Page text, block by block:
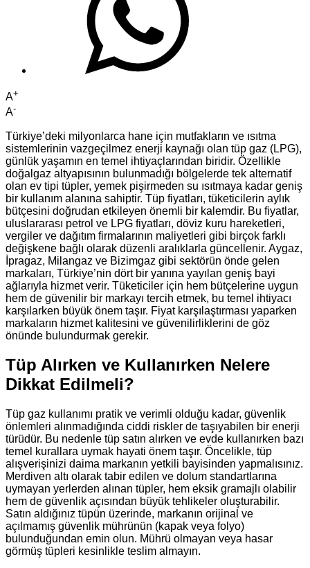
A+
A-
Türkiye’deki milyonlarca hane için mutfakların ve ısıtma
sistemlerinin vazgeçilmez enerji kaynağı olan tüp gaz (LPG),
günlük yaşamın en temel ihtiyaçlarından biridir. Özellikle
doğalgaz altyapısının bulunmadığı bölgelerde tek alternatif
olan ev tipi tüpler, yemek pişirmeden su ısıtmaya kadar geniş
bir kullanım alanına sahiptir. Tüp fiyatları, tüketicilerin aylık
bütçesini doğrudan etkileyen önemli bir kalemdir. Bu fiyatlar,
uluslararası petrol ve LPG fiyatları, döviz kuru hareketleri,
vergiler ve dağıtım firmalarının maliyetleri gibi birçok farklı
değişkene bağlı olarak düzenli aralıklarla güncellenir. Aygaz,
İpragaz, Milangaz ve Bizimgaz gibi sektörün önde gelen
markaları, Türkiye’nin dört bir yanına yayılan geniş bayi
ağlarıyla hizmet verir. Tüketiciler için hem bütçelerine uygun
hem de güvenilir bir markayı tercih etmek, bu temel ihtiyacı
karşılarken büyük önem taşır. Fiyat karşılaştırması yaparken
markaların hizmet kalitesini ve güvenilirliklerini de göz
önünde bulundurmak gerekir.
Tüp Alırken ve Kullanırken Nelere
Dikkat Edilmeli?
Tüp gaz kullanımı pratik ve verimli olduğu kadar, güvenlik
önlemleri alınmadığında ciddi riskler de taşıyabilen bir enerji
türüdür. Bu nedenle tüp satın alırken ve evde kullanırken bazı
temel kurallara uymak hayati önem taşır. Öncelikle, tüp
alışverişinizi daima markanın yetkili bayisinden yapmalısınız.
Merdiven altı olarak tabir edilen ve dolum standartlarına
uymayan yerlerden alınan tüpler, hem eksik gramajlı olabilir
hem de güvenlik açısından büyük tehlikeler oluşturabilir.
Satın aldığınız tüpün üzerinde, markanın orijinal ve
açılmamış güvenlik mührünün (kapak veya folyo)
bulunduğundan emin olun. Mührü olmayan veya hasar
görmüş tüpleri kesinlikle teslim almayın.